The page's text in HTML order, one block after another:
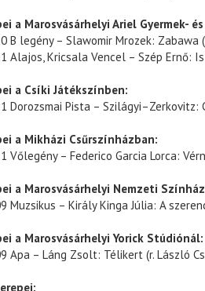
a Marosvásárhelyi Ariel Gyermek-
B legény – Slawomir Mrozek: Zabawa
Alajos, Kricsala Vencel – Szép Ernő:
a Csíki Játékszínben:
Dorozsmai Pista – Szilágyi–Zerkovitz:
a Mikházi Csűrszínházban:
Vőlegény – Federico Garcia Lorca:
a Marosvásárhelyi Nemzeti
Muzsikus – Király Kinga Júlia: A
a Marosvásárhelyi Yorick Stúdiónál:
Apa – Láng Zsolt: Télikert (r. László